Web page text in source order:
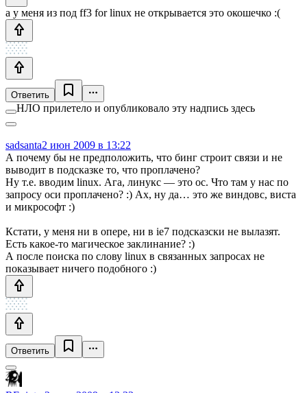
а у меня из под ff3 for linux не открывается это окошечко :(
Ответить
НЛО прилетело и опубликовало эту надпись здесь
sadsanta2 июн 2009 в 13:22
А почему бы не предположить, что бинг строит связи и не
выводит в подсказке то, что проплачено?
Ну т.е. вводим linux. Ага, линукс — это ос. Что там у нас по
запросу оси проплачено? :) Ах, ну да… это же виндовс, виста
и микрософт :)
Кстати, у меня ни в опере, ни в ie7 подсказски не вылазят.
Есть какое-то магическое заклинание? :)
А после поиска по слову linux в связанных запросах не
показывает ничего подобного :)
Ответить